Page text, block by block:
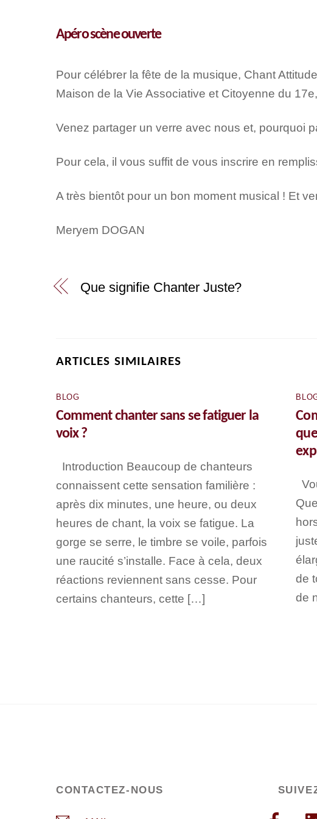
Apéro scène ouverte
Pour célébrer la fête de la musique, Chant
Maison de la Vie Associative et Citoyenne du
Venez partager un verre avec nous et, pourquoi
Pour cela, il vous suffit de vous inscrire en
A très bientôt pour un bon moment musical ! Et
Meryem DOGAN
Que signifie Chanter Juste?
ARTICLES SIMILAIRES
BLOG
Comment chanter sans se fatiguer la
voix ?
Introduction Beaucoup de chanteurs
connaissent cette sensation familière :
après dix minutes, une heure, ou deux
heures de chant, la voix se fatigue. La
gorge se serre, le timbre se voile, parfois
une raucité s’installe. Face à cela, deux
réactions reviennent sans cesse. Pour
certains chanteurs, cette […]
de
de
CONTACTEZ-NOUS